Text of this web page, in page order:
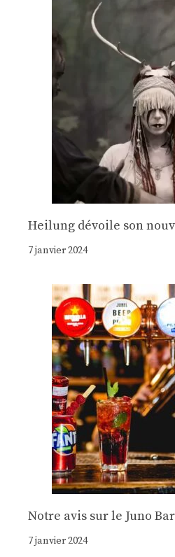
Heilung dévoile son
7 janvier 2024
Notre avis sur le Juno
7 janvier 2024